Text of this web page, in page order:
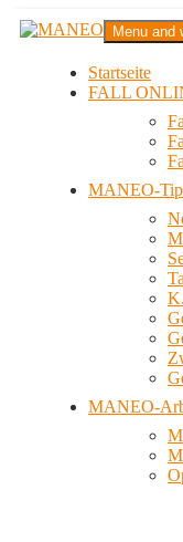
Zum
InhaltMANEO
Das schwule Anti-
Menu and
Startseite
FALL
MANEO-
MANEO-